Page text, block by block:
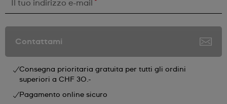
Il tuo indirizzo e-mail *
Contattami
Consegna prioritaria gratuita per tutti gli ordini
superiori a CHF 30.-
Pagamento online sicuro